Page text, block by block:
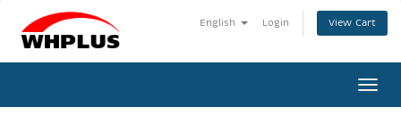
English Login View Cart